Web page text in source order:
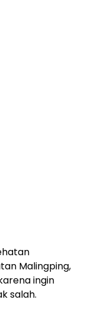
Malingping,
ingin
salah.